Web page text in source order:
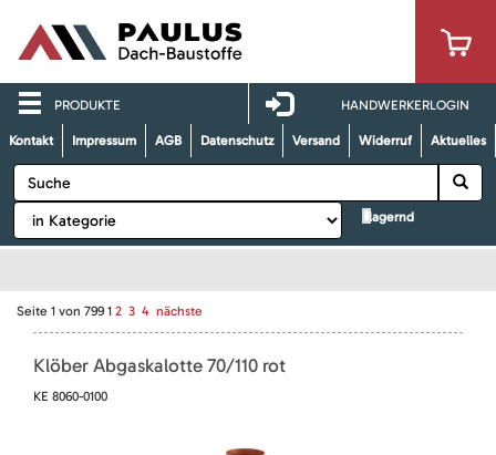
PRODUKTE HANDWERKERLOGIN
Kontakt Impressum AGB Datenschutz Versand Widerruf Aktuelles
lagernd
Seite 1 von 799 1 2 3 4 nächste
Klöber Abgaskalotte 70/110 rot
KE 8060-0100